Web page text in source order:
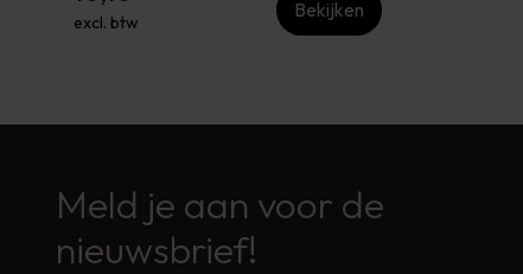
excl. btw
Bekijken
Meld je aan voor de
nieuwsbrief!